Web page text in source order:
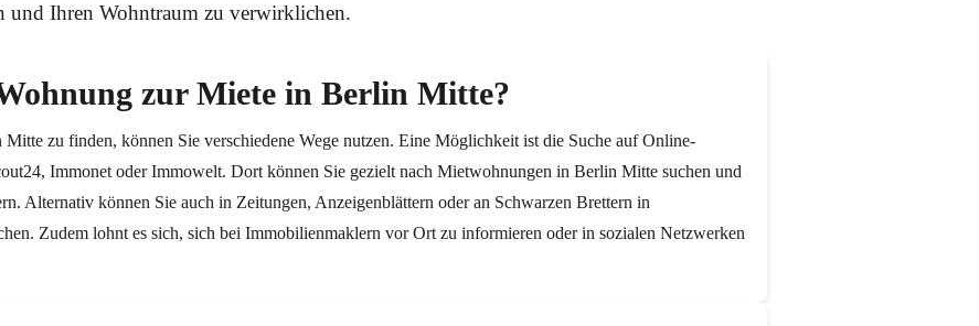
Ihren Wohntraum zu verwirklichen.
zur Miete in Berlin Mitte?
zu finden, können Sie verschiedene Wege nutzen. Eine Möglichkeit ist die Suche auf Online-
Immonet oder Immowelt. Dort können Sie gezielt nach Mietwohnungen in Berlin Mitte suchen und
Alternativ können Sie auch in Zeitungen, Anzeigenblättern oder an Schwarzen Brettern in
Zudem lohnt es sich, sich bei Immobilienmaklern vor Ort zu informieren oder in sozialen Netzwerken